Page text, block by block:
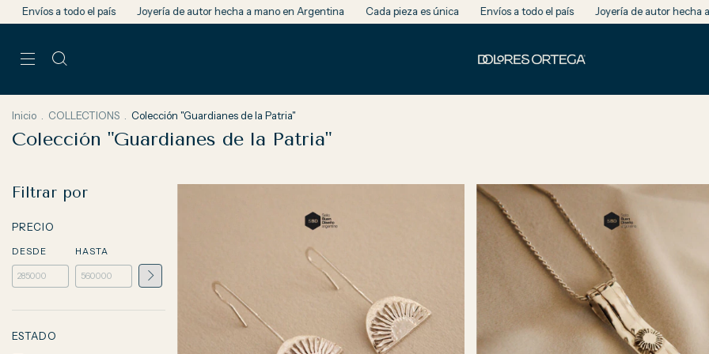
todo el país Joyería de autor hecha a mano en Argentina Cada pieza es única Envíos a todo el país Joyería de autor hecha a mano en
Inicio COLLECTIONS Colección "Guardianes de la Patria"
Colección "Guardianes de la Patria"
Filtrar por
PRECIO
DESDE HASTA
ESTADO